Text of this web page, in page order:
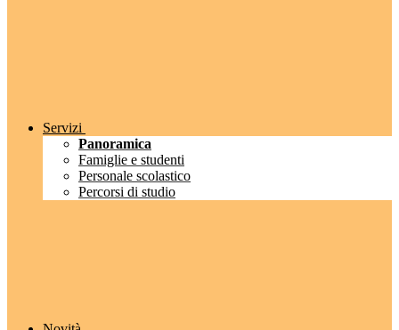
Servizi
Panoramica
Famiglie e studenti
Personale scolastico
Percorsi di studio